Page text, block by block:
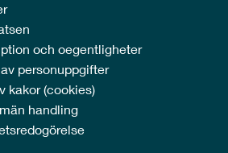
och oegentligheter
personuppgifter
kakor (cookies)
handling